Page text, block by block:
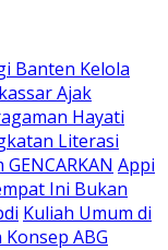
Banten Kelola
Ajak
Hayati
Literasi
Appi
Ini Bukan
Kuliah Umum di
ABG